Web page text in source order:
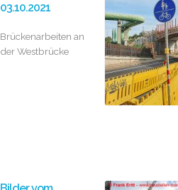
03.10.2021
Brückenarbeiten an
der Westbrücke